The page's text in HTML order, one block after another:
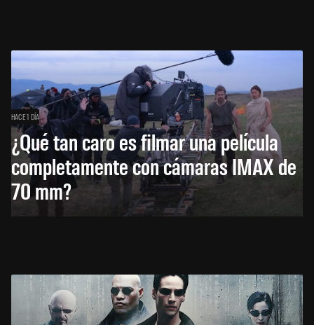
HACE 1 DÍA
¿Qué tan caro es filmar una película
completamente con cámaras IMAX de
70 mm?